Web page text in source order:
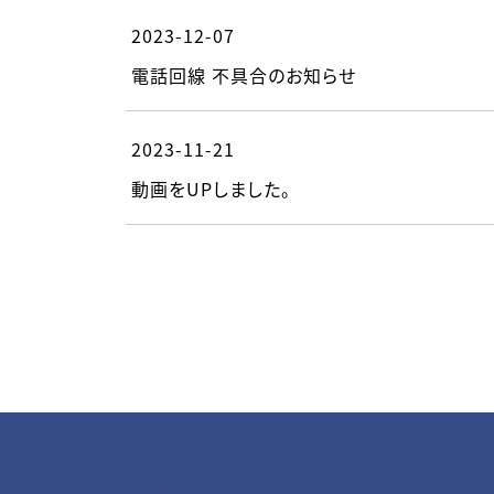
2023-12-07
電話回線 不具合のお知らせ
2023-11-21
動画をUPしました。